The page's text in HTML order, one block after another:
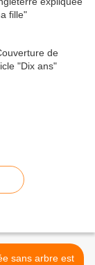
sans arbre est